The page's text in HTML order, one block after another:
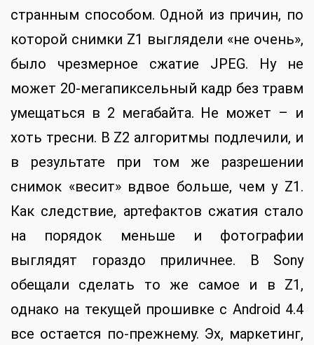
странным способом. Одной из причин, по
которой снимки Z1 выглядели «не очень»,
было чрезмерное сжатие JPEG. Ну не
может 20-мегапиксельный кадр без травм
умещаться в 2 мегабайта. Не может – и
хоть тресни. В Z2 алгоритмы подлечили, и
в результате при том же разрешении
снимок «весит» вдвое больше, чем у Z1.
Как следствие, артефактов сжатия стало
на порядок меньше и фотографии
выглядят гораздо приличнее. В Sony
обещали сделать то же самое и в Z1,
однако на текущей прошивке с Android 4.4
все остается по-прежнему. Эх, маркетинг,